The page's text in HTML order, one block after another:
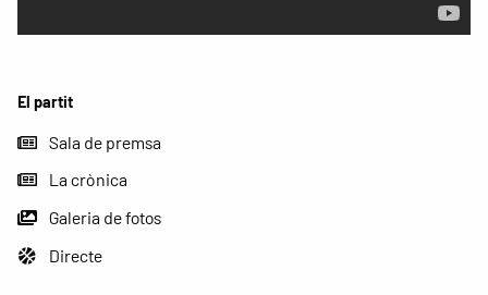
El partit
Sala de premsa
La crònica
Galeria de fotos
Directe